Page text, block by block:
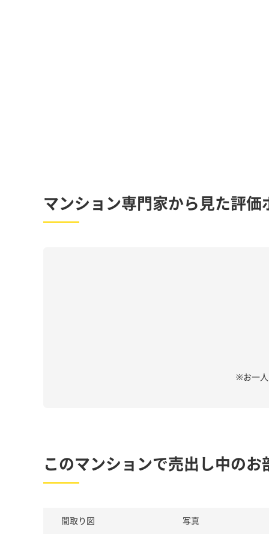
マンション専門家から見た評価
※お一人
このマンションで売出し中のお
間取り図 写真